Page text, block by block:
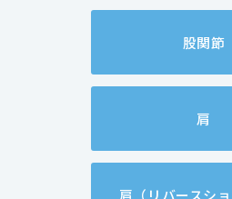
股関節
肩
肩（リバースショ